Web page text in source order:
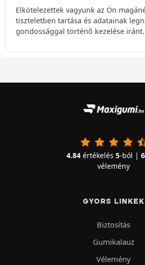
Elkötelezettek vagyunk az Ön
tiszteletben tartása és adatainak
gondossággal történő kezelése iránt.
4.84értékelés 5-ból |
vélemény
GYORS LINKEK
Biztosítás
Gumikalauz
Vélemény